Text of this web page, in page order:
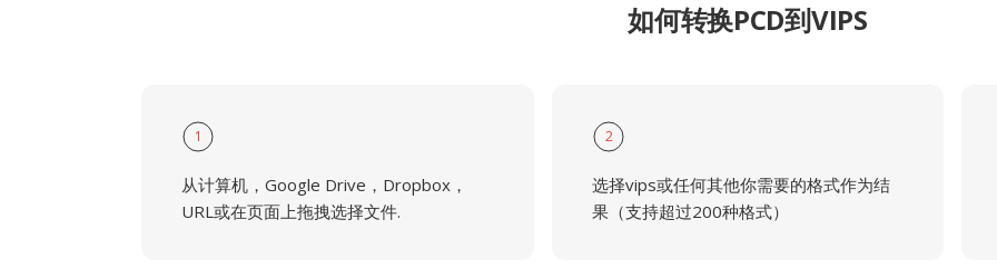
如何转换PCD到VIPS
1
从计算机，Google Drive，Dropbox，
URL或在页面上拖拽选择文件.
2
选择vips或任何其他你需要的格式作为结
果（支持超过200种格式）